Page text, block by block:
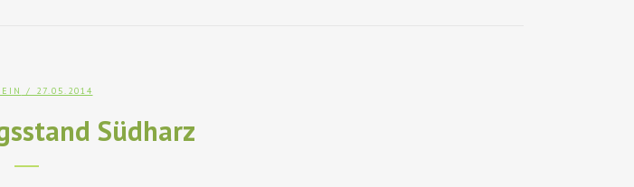
/ 27.05.2014
Südharz